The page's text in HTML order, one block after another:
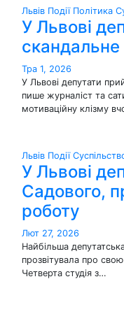
Львів Події Політика
У Львові
скандальне
Тра 1, 2026
У Львові депутати
пише журналіст та
мотиваційну клізму
Львів Події
У Львові
Садового,
роботу
Лют 27, 2026
Найбільша
прозвітувала про
Четверта студія з…